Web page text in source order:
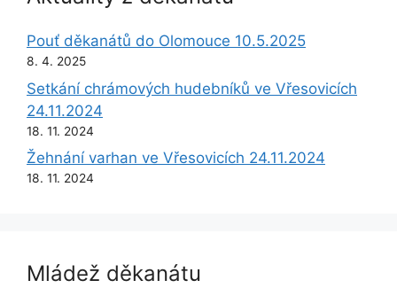
Pouť děkanátů do Olomouce 10.5.2025
8. 4. 2025
Setkání chrámových hudebníků ve Vřesovicích
24.11.2024
18. 11. 2024
Žehnání varhan ve Vřesovicích 24.11.2024
18. 11. 2024
Mládež děkanátu